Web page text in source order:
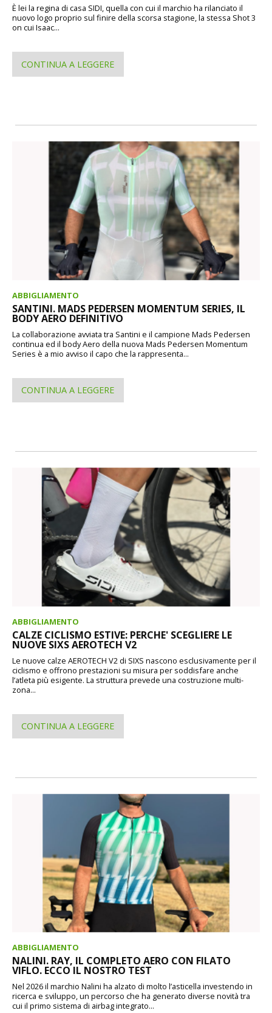
È lei la regina di casa SIDI, quella con cui il marchio ha rilanciato il
nuovo logo proprio sul finire della scorsa stagione, la stessa Shot 3
on cui Isaac...
CONTINUA A LEGGERE
ABBIGLIAMENTO
SANTINI. MADS PEDERSEN MOMENTUM SERIES, IL
BODY AERO DEFINITIVO
La collaborazione avviata tra Santini e il campione Mads Pedersen
continua ed il body Aero della nuova Mads Pedersen Momentum
Series è a mio avviso il capo che la rappresenta...
CONTINUA A LEGGERE
ABBIGLIAMENTO
CALZE CICLISMO ESTIVE: PERCHE' SCEGLIERE LE
NUOVE SIXS AEROTECH V2
Le nuove calze AEROTECH V2 di SIXS nascono esclusivamente per il
ciclismo e offrono prestazioni su misura per soddisfare anche
l’atleta più esigente. La struttura prevede una costruzione multi-
zona...
CONTINUA A LEGGERE
ABBIGLIAMENTO
NALINI. RAY, IL COMPLETO AERO CON FILATO
VIFLO. ECCO IL NOSTRO TEST
Nel 2026 il marchio Nalini ha alzato di molto l’asticella investendo in
ricerca e sviluppo, un percorso che ha generato diverse novità tra
cui il primo sistema di airbag integrato...